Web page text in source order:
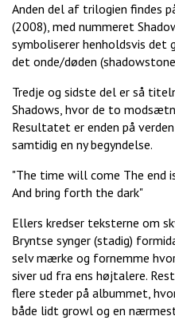
Anden del af trilogien findes
(2008), med nummeret
symboliserer henholdsvis
det onde/døden
Tredje og sidste del er så
Shadows, hvor de to
Resultatet er enden på
samtidig en ny begyndelse.
"The time will come The end
And bring forth the dark"
Ellers kredser teksterne om
Bryntse synger (stadig)
selv mærke og fornemme
siver ud fra ens højtalere.
flere steder på albummet,
både lidt growl og en